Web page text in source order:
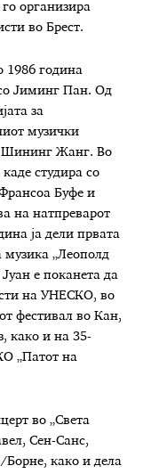
организира
во Брест.
1986 година
Јиминг Пан. Од
за
музички
Шининг Жанг. Во
студира со
Буфе и
на натпреварот
ја дели првата
музика „Леополд
е поканета да
на УНЕСКО, во
фестивал во Кан,
како и на 35-
„Патот на
во „Света
Сен-Санс,
Борне, како и дела